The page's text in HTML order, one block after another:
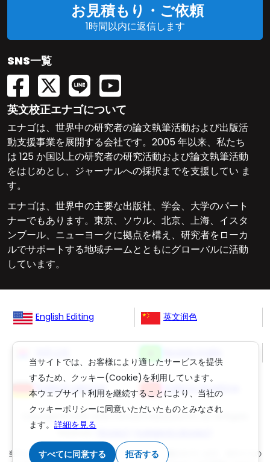
当サイトでは、お客様により適したサービスを提供
するため、クッキー(Cookie)を利用しています。
本ウェブサイト利用を継続することにより、当社の
クッキーポリシーに同意いただいたものとみなされ
ます。 詳細を見る
すべてに同意する 拒否する
お見積もり・ご依頼
1時間以内に返信します
SNS一覧
英文校正エナゴについて
エナゴは、世界中の研究者の論文執筆活動および出版活
動支援事業を展開する会社です。2005 年以来、私たち
は 125 か国以上の研究者の研究活動および論文執筆活動
をはじめとし、ジャーナルへの採択までを支援してい ま
す。
エナゴは、世界中の主要な出版社、学会、大学のパート
ナーでもあります。東京、ソウル、北京、上海、イスタ
ンブール、ニューヨークに拠点を構え、研究者をローカ
ルでサポートする地域チームとともにグローバルに活動
しています。
English Editing 英文润色
Englisch Lektorat ingilizce düzeltme
Copyright © 2006- 2026 Crimson Interactive Pvt. Ltd. All Rights
Reserved.
当ウェブサイトのコンテンツは著作権法により保護されています。当サイトの